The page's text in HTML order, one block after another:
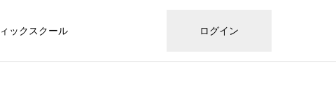
ックスクール ログイン